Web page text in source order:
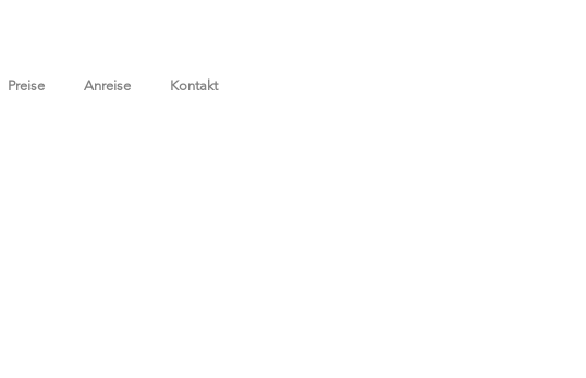
Preise Anreise Kontakt